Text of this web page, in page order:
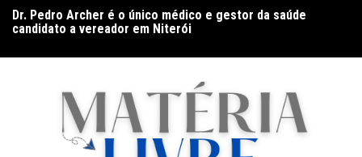
para
conteúdo
Dr. Pedro Archer é o único médico e gestor da saúde
candidato a vereador em Niterói
Grupontapé e no CEU Shopping Park